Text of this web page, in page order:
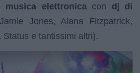
musica elettronicacon dj di
Jones, Alana Fitzpatrick,
e tantissimi altri).